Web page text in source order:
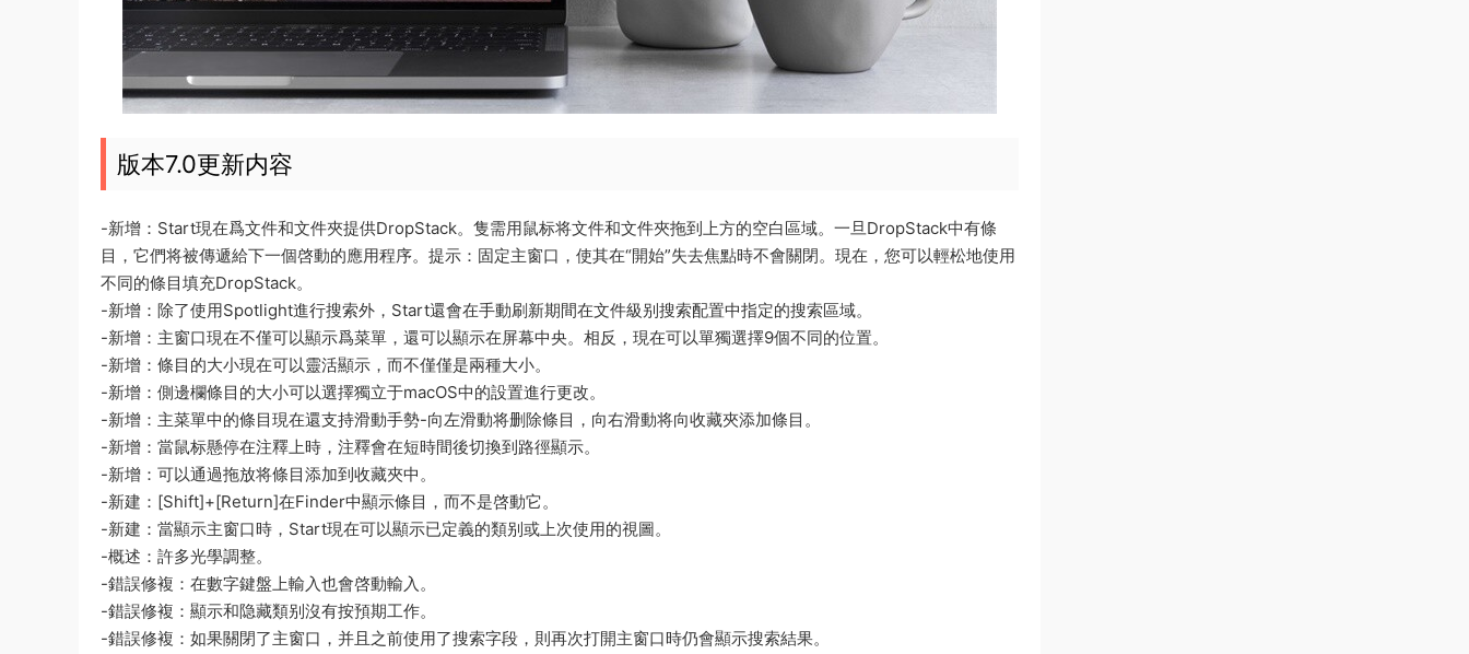
版本7.0更新内容
-新增：Start現在爲文件和文件夾提供DropStack。隻需用鼠标将文件和文件夾拖到上方的空白區域。一旦DropStack中有條
目，它們将被傳遞給下一個啓動的應用程序。提示：固定主窗口，使其在“開始”失去焦點時不會關閉。現在，您可以輕松地使用
不同的條目填充DropStack。
-新增：除了使用Spotlight進行搜索外，Start還會在手動刷新期間在文件級别搜索配置中指定的搜索區域。
-新增：主窗口現在不僅可以顯示爲菜單，還可以顯示在屏幕中央。相反，現在可以單獨選擇9個不同的位置。
-新增：條目的大小現在可以靈活顯示，而不僅僅是兩種大小。
-新增：側邊欄條目的大小可以選擇獨立于macOS中的設置進行更改。
-新增：主菜單中的條目現在還支持滑動手勢-向左滑動将删除條目，向右滑動将向收藏夾添加條目。
-新增：當鼠标懸停在注釋上時，注釋會在短時間後切換到路徑顯示。
-新增：可以通過拖放将條目添加到收藏夾中。
-新建：[Shift]+[Return]在Finder中顯示條目，而不是啓動它。
-新建：當顯示主窗口時，Start現在可以顯示已定義的類别或上次使用的視圖。
-概述：許多光學調整。
-錯誤修複：在數字鍵盤上輸入也會啓動輸入。
-錯誤修複：顯示和隐藏類别沒有按預期工作。
-錯誤修複：如果關閉了主窗口，并且之前使用了搜索字段，則再次打開主窗口時仍會顯示搜索結果。